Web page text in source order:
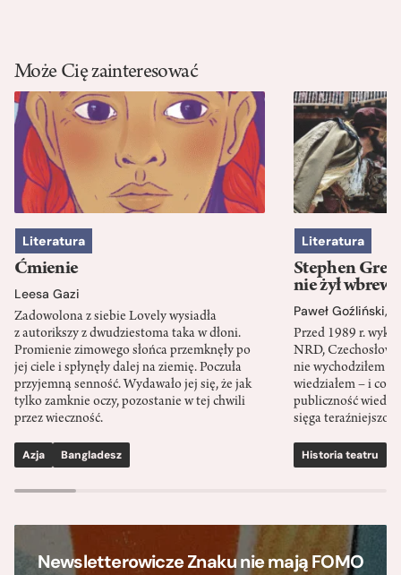
Może Cię zainteresować
Literatura
Ćmienie
Leesa Gazi
Zadowolona z siebie Lovely wysiadła
z autorikszy z dwudziestoma taka w dłoni.
Promienie zimowego słońca przemknęły po
jej ciele i spłynęły dalej na ziemię. Poczuła
przyjemną senność. Wydawało jej się, że jak
tylko zamknie oczy, pozostanie w tej chwili
przez wieczność.
Azja Bangladesz
Literatura
Stephen
nie żył wbrew
Paweł Goźliński,
Przed 1989 r.
NRD,
nie wychodziłem
wiedziałem – i co
publiczność
sięga
Historia teatru
Newsletterowicze Znaku nie mają FOMO